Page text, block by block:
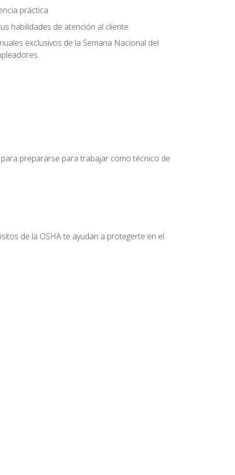
práctica
habilidades de atención al cliente.
exclusivos de la Semana Nacional del
prepararse para trabajar como técnico de
de la OSHA te ayudan a protegerte en el